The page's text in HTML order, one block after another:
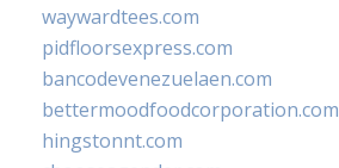
waywardtees.com
pidfloorsexpress.com
bancodevenezuelaen.com
bettermoodfoodcorporation.com
hingstonnt.com